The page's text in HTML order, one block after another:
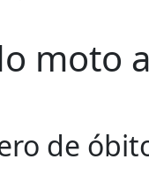
moto
de